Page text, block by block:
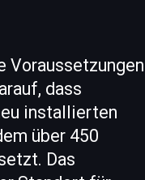
Voraussetzungen
dass
installierten
über 450
Das